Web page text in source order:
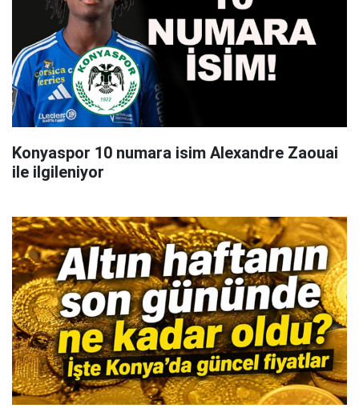
Konyaspor 10 numara isim Alexandre Zaouai
ile ilgileniyor